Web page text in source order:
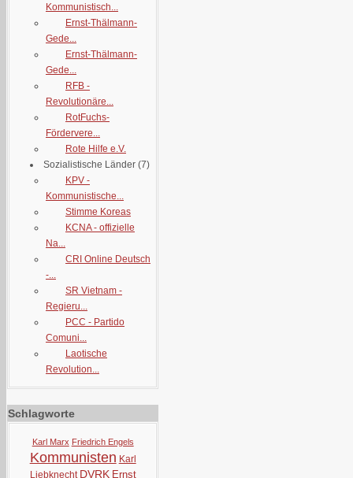
Kommunistisch...
Ernst-Thälmann-
Gede...
Ernst-Thälmann-
Gede...
RFB -
Revolutionäre...
RotFuchs-
Fördervere...
Rote Hilfe e.V.
Sozialistische Länder (7)
KPV -
Kommunistische...
Stimme Koreas
KCNA - offizielle
Na...
CRI Online Deutsch
-...
SR Vietnam -
Regieru...
PCC - Partido
Comuni...
Laotische
Revolution...
Schlagworte
Karl Marx Friedrich Engels
Kommunisten Karl
Liebknecht DVRK Ernst